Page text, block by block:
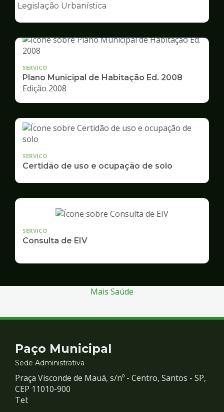
Desenvolvimento
Urbano
Legislação Urbanística
SERVICO
Plano Municipal de Habitação Ed. 2008
Edição 2008
SERVICO
Certidão de uso e ocupação de solo
SERVICO
Consulta de EIV
Mais Saúde
Contato
e
Redes
Paço Municipal
Sede Administrativa
Praça Visconde de Mauá, s/nº - Centro, Santos - SP,
CEP 11010-900
Tel: